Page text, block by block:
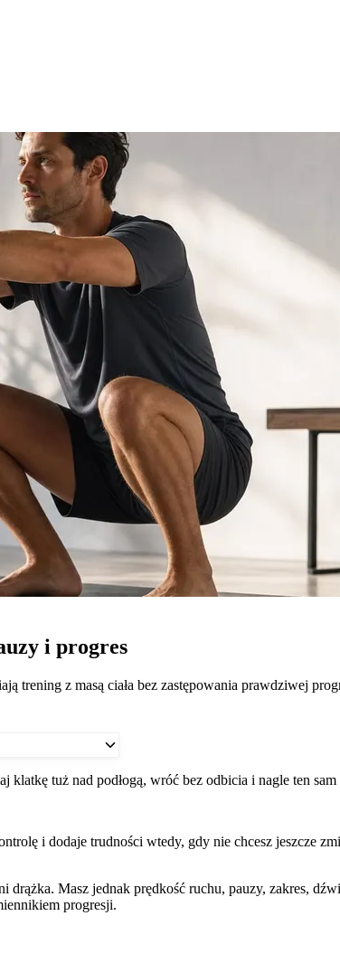
i progres
trening z masą ciała bez zastępowania prawdziwej
tuż nad podłogą, wróć bez odbicia i nagle ten
i dodaje trudności wtedy, gdy nie chcesz jeszcze
Masz jednak prędkość ruchu, pauzy, zakres,
progresji.